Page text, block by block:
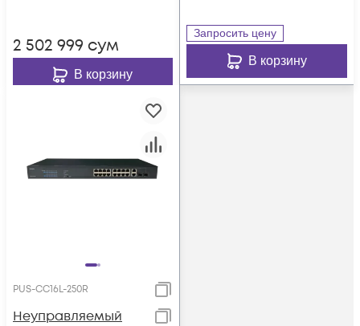
2 502 999 сум
В корзину
Запросить цену
В корзину
PUS-CC16L-250R
Неуправляемый